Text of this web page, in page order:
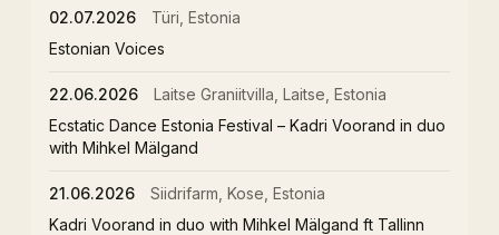
02.07.2026
Türi, Estonia
Estonian Voices
22.06.2026
Laitse Graniitvilla, Laitse, Estonia
Ecstatic Dance Estonia Festival – Kadri Voorand in duo
with Mihkel Mälgand
21.06.2026
Siidrifarm, Kose, Estonia
Kadri Voorand in duo with Mihkel Mälgand ft Tallinn